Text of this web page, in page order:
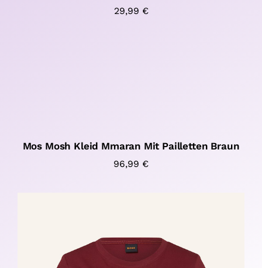
29,99 €
Mos Mosh Kleid Mmaran Mit Pailletten Braun
96,99 €